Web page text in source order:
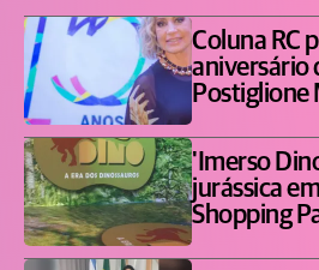
Coluna RC
aniversário
Postiglione
'Imerso
jurássica
Shopping